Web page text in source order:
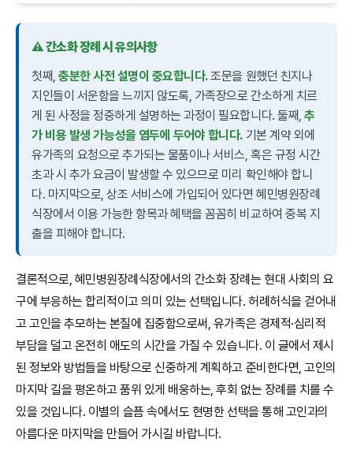
⚠️ 간소화 장례 시 유의사항
첫째,충분한 사전 설명이 중요합니다.조문을 원했던 친지나
지인들이 서운함을 느끼지 않도록, 가족장으로 간소하게 치르
게 된 사정을 정중하게 설명하는 과정이 필요합니다. 둘째,추
가 비용 발생 가능성을 염두에 두어야 합니다. 기본 계약 외에
유가족의 요청으로 추가되는 물품이나 서비스, 혹은 규정 시간
초과 시 추가 요금이 발생할 수 있으므로 미리 확인해야 합니
다. 마지막으로, 상조 서비스에 가입되어 있다면 혜민병원장례
식장에서 이용 가능한 항목과 혜택을 꼼꼼히 비교하여 중복 지
출을 피해야 합니다.
결론적으로, 혜민병원장례식장에서의 간소화 장례는 현대 사회의 요
구에 부응하는 합리적이고 의미 있는 선택입니다. 허례허식을 걷어내
고 고인을 추모하는 본질에 집중함으로써, 유가족은 경제적·심리적
부담을 덜고 온전히 애도의 시간을 가질 수 있습니다. 이 글에서 제시
된 정보와 방법들을 바탕으로 신중하게 계획하고 준비한다면, 고인의
마지막 길을 평온하고 품위 있게 배웅하는, 후회 없는 장례를 치를 수
있을 것입니다. 이별의 슬픔 속에서도 현명한 선택을 통해 고인과의
아름다운 마지막을 만들어 가시길 바랍니다.